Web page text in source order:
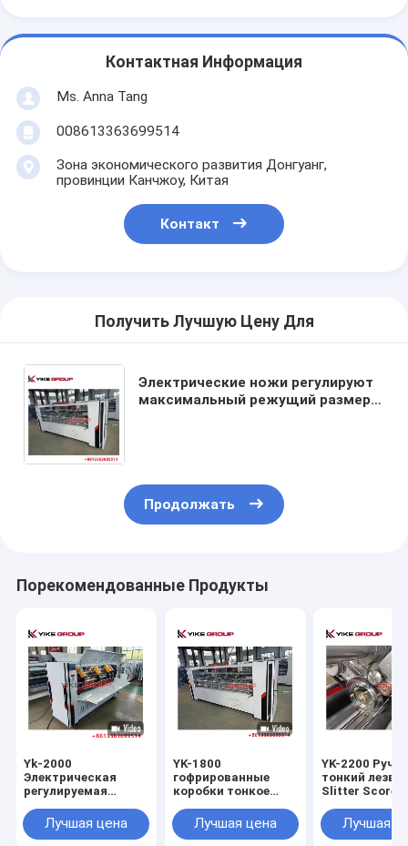
Контактная Информация
Ms. Anna Tang
008613363699514
Зона экономического развития Донгуанг,
провинции Канчжоу, Китая
Контакт
Получить Лучшую Цену Для
Электрические ножи регулируют
максимальный режущий размер
Продолжать
Порекомендованные Продукты
Yk-2000
Электрическая
регулируемая
Слитер Скортер
Машина для
Лучшая цена
YK-1800
гофрированные
коробки тонкое
сканирующее
устройство с 4/6
Лучшая цена
YK-2200
тонкий
Slitter Scorer
YIKE GROUP
Лучшая